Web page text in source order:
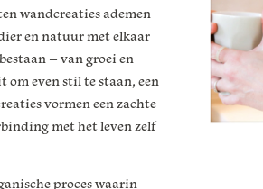
wandcreaties ademen
en natuur met elkaar
– van groei en
even stil te staan, een
vormen een zachte
met het leven zelf
proces waarin